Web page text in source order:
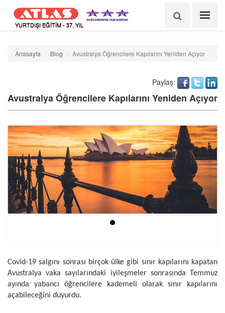
YURTDIŞI EĞİTİM - 37. YIL
Anasayfa Blog Avustralya Öğrencilere Kapılarını Yeniden Açıyor
Avustralya Öğrencilere Kapılarını Yeniden Açıyor
Paylaş:
Covid-19 salgını sonrası birçok ülke gibi sınır kapılarını kapatan
Avustralya vaka sayılarındaki iyileşmeler sonrasında Temmuz
ayında yabancı öğrencilere kademeli olarak sınır kapılarını
açabileceğini duyurdu.